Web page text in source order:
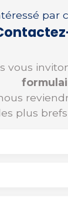
par
vous
plus